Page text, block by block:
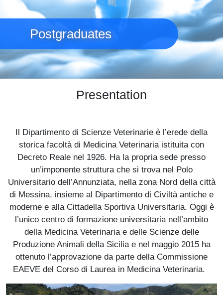
Postgraduates
Presentation
Il Dipartimento di Scienze Veterinarie è l’erede della
storica facoltà di Medicina Veterinaria istituita con
Decreto Reale nel 1926. Ha la propria sede presso
un’imponente struttura che si trova nel Polo
Universitario dell’Annunziata, nella zona Nord della città
di Messina, insieme al Dipartimento di Civiltà antiche e
moderne e alla Cittadella Sportiva Universitaria. Oggi è
l’unico centro di formazione universitaria nell’ambito
della Medicina Veterinaria e delle Scienze delle
Produzione Animali della Sicilia e nel maggio 2015 ha
ottenuto l’approvazione da parte della Commissione
EAEVE del Corso di Laurea in Medicina Veterinaria.
Immagine